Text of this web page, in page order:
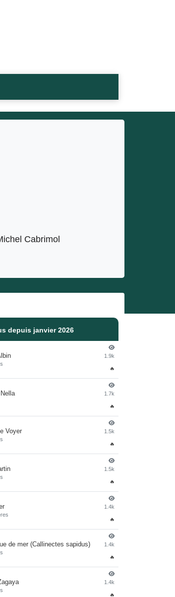
Cabrimol
depuis janvier 2026
1.9k
🔥
1.7k
🔥
Voyer 1.5k
🔥
1.5k
🔥
1.4k
🔥
de mer (Callinectes sapidus) 1.4k
🔥
1.4k
🔥